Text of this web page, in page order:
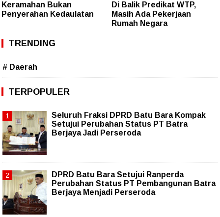
Keramahan Bukan
Penyerahan Kedaulatan
Di Balik Predikat WTP,
Masih Ada Pekerjaan
Rumah Negara
TRENDING
# Daerah
TERPOPULER
Seluruh Fraksi DPRD Batu Bara Kompak
Setujui Perubahan Status PT Batra
Berjaya Jadi Perseroda
DPRD Batu Bara Setujui Ranperda
Perubahan Status PT Pembangunan Batra
Berjaya Menjadi Perseroda